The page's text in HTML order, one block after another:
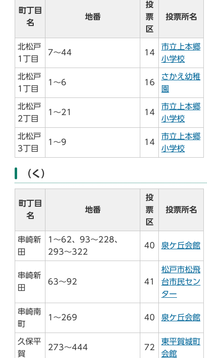
町丁目
名
地番
投
票
区
投票所名
北松戸
1丁目
7～44 14
市立上本郷
小学校
北松戸
1丁目
1～6 16
さかえ幼稚
園
北松戸
2丁目
1～21 14
市立上本郷
小学校
北松戸
3丁目
1～9 14
市立上本郷
小学校
（く）
町丁目
名
地番
投
票
区
投票所名
串崎新
田
1～62、93～228、
293～322
40 泉ケ丘会館
串崎新
田
63～92 41
松戸市松飛
台市民セン
ター
串崎南
町
1～269 40 泉ケ丘会館
久保平
賀
273～444 72
東平賀城町
会館